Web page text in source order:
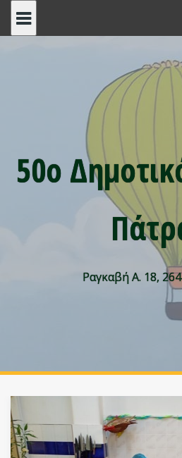
50ο
Ραγκαβή Α. 18,